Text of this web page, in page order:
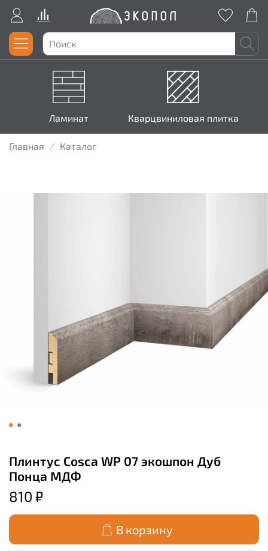
Ламинат Кварцвиниловая плитка
Главная Каталог
Плинтус Cosca WP 07 экошпон Дуб
Понца МДФ
810 ₽
В корзину